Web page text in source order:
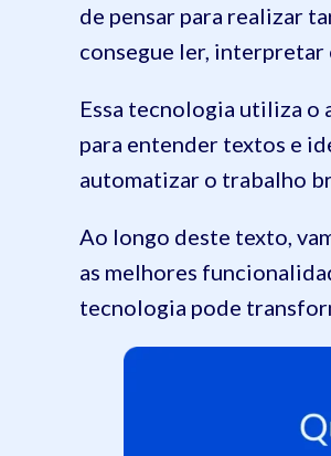
de pensar para realizar
consegue ler, interpretar
Essa tecnologia utiliza o
para entender textos e
automatizar o trabalho
Ao longo deste texto,
as melhores
tecnologia pode